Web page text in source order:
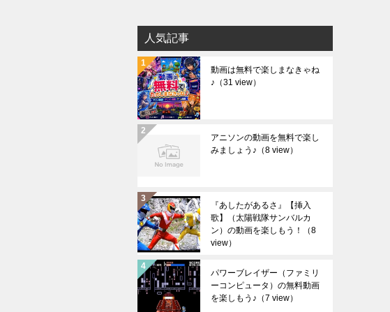
人気記事
動画は無料で楽しまなきゃね
♪ （31 view）
アニソンの動画を無料で楽し
みましょう♪ （8 view）
『あしたがあるさ』【挿入
歌】（太陽戦隊サンバルカ
ン）の動画を楽しもう！
（8
view）
パワーブレイザー（ファミリ
ーコンピュータ）の無料動画
を楽しもう♪ （7 view）